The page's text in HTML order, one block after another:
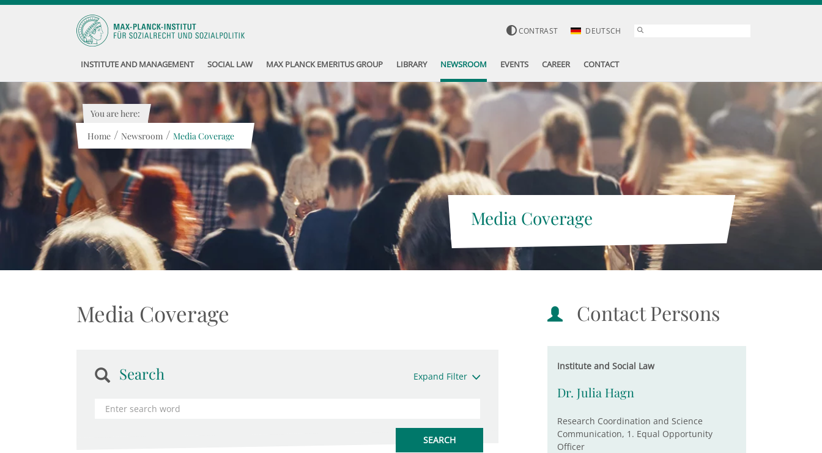
CONTRAST DEUTSCH
INSTITUTE AND MANAGEMENT SOCIAL LAW MAX PLANCK EMERITUS GROUP LIBRARY NEWSROOM EVENTS CAREER CONTACT
Media Coverage
You are here:
Home / Newsroom / Media Coverage
Media Coverage
Search Expand Filter
Contact Persons
Institute and Social Law
Dr. Julia Hagn
Research Coordination and Science
Communication, 1. Equal Opportunity
Officer